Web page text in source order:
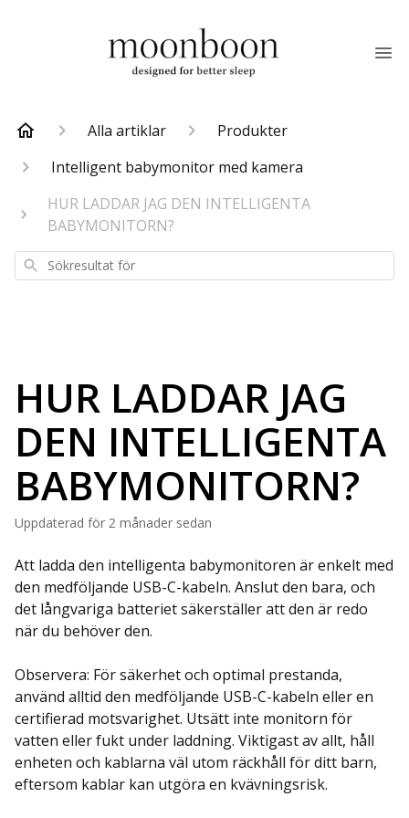
Alla artiklar
Produkter
Intelligent babymonitor med kamera
HUR LADDAR JAG DEN INTELLIGENTA
BABYMONITORN?
Sökresultat
för
HUR LADDAR JAG
DEN INTELLIGENTA
BABYMONITORN?
Uppdaterad för 2 månader sedan
Att ladda den intelligenta babymonitoren är enkelt med
den medföljande USB-C-kabeln. Anslut den bara, och
det långvariga batteriet säkerställer att den är redo
när du behöver den.
Observera: För säkerhet och optimal prestanda,
använd alltid den medföljande USB-C-kabeln eller en
certifierad motsvarighet. Utsätt inte monitorn för
vatten eller fukt under laddning. Viktigast av allt, håll
enheten och kablarna väl utom räckhåll för ditt barn,
eftersom kablar kan utgöra en kvävningsrisk.